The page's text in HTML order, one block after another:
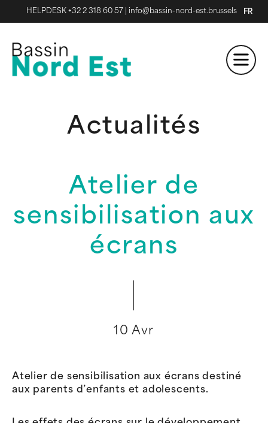
HELPDESK +32 2 318 60 57 info@bassin-nord-est.brussels FR
Actualités
Atelier de
sensibilisation aux
écrans
10 Avr
Atelier de sensibilisation aux écrans destiné
aux parents d’enfants et adolescents.